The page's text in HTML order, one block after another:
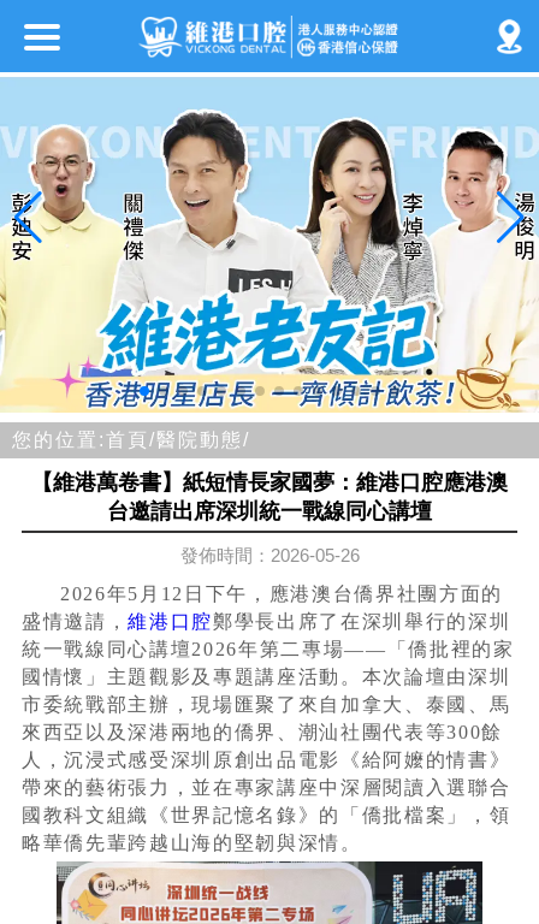
您的位置:首頁/醫院動態/
【維港萬卷書】紙短情長家國夢：維港口腔應港澳
台邀請出席深圳統一戰線同心講壇
發佈時間：2026-05-26
2026年5月12日下午，應港澳台僑界社團方面的
盛情邀請，維港口腔鄭學長出席了在深圳舉行的深圳
統一戰線同心講壇2026年第二專場——「僑批裡的家
國情懷」主題觀影及專題講座活動。本次論壇由深圳
市委統戰部主辦，現場匯聚了來自加拿大、泰國、馬
來西亞以及深港兩地的僑界、潮汕社團代表等300餘
人，沉浸式感受深圳原創出品電影《給阿嬤的情書》
帶來的藝術張力，並在專家講座中深層閱讀入選聯合
國教科文組織《世界記憶名錄》的「僑批檔案」，領
略華僑先輩跨越山海的堅韌與深情。